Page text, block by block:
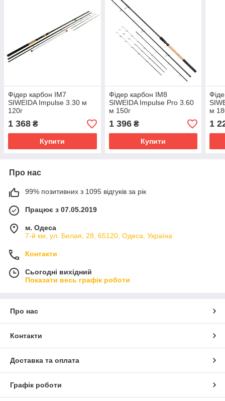
Фідер карбон IM7
SIWEIDA Impulse 3.30 м
120г
1 368 ₴
Купити
Фідер карбон IM8
SIWEIDA Impulse Pro 3.60
м 150г
1 396₴
Купити
м
1
Про нас
99% позитивних з 1095 відгуків за рік
Працює з 07.05.2019
м. Одеса
7-й км, ул. Белая, 28, 65120, Одеса, Україна
Контакти
Сьогодні вихідний
Показати весь графік роботи
Про нас
Контакти
Доставка та оплата
Графік роботи